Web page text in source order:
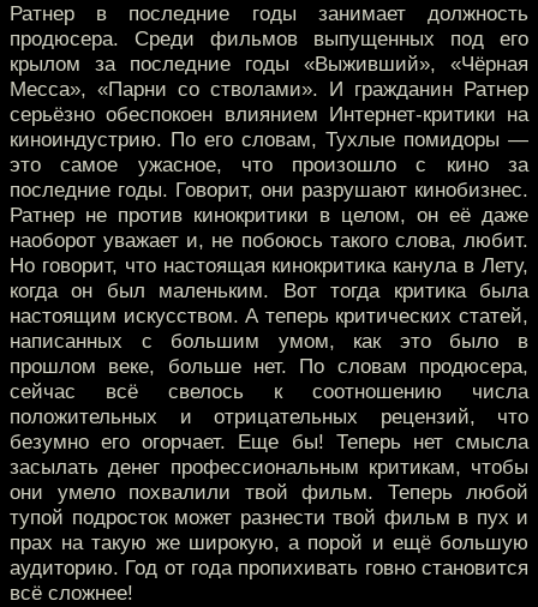
Ратнер в последние годы занимает должность
продюсера. Среди фильмов выпущенных под его
крылом за последние годы «Выживший», «Чёрная
Месса», «Парни со стволами». И гражданин Ратнер
серьёзно обеспокоен влиянием Интернет-критики на
киноиндустрию. По его словам, Тухлые помидоры —
это самое ужасное, что произошло с кино за
последние годы. Говорит, они разрушают кинобизнес.
Ратнер не против кинокритики в целом, он её даже
наоборот уважает и, не побоюсь такого слова, любит.
Но говорит, что настоящая кинокритика канула в Лету,
когда он был маленьким. Вот тогда критика была
настоящим искусством. А теперь критических статей,
написанных с большим умом, как это было в
прошлом веке, больше нет. По словам продюсера,
сейчас всё свелось к соотношению числа
положительных и отрицательных рецензий, что
безумно его огорчает. Еще бы! Теперь нет смысла
засылать денег профессиональным критикам, чтобы
они умело похвалили твой фильм. Теперь любой
тупой подросток может разнести твой фильм в пух и
прах на такую же широкую, а порой и ещё большую
аудиторию. Год от года пропихивать говно становится
всё сложнее!